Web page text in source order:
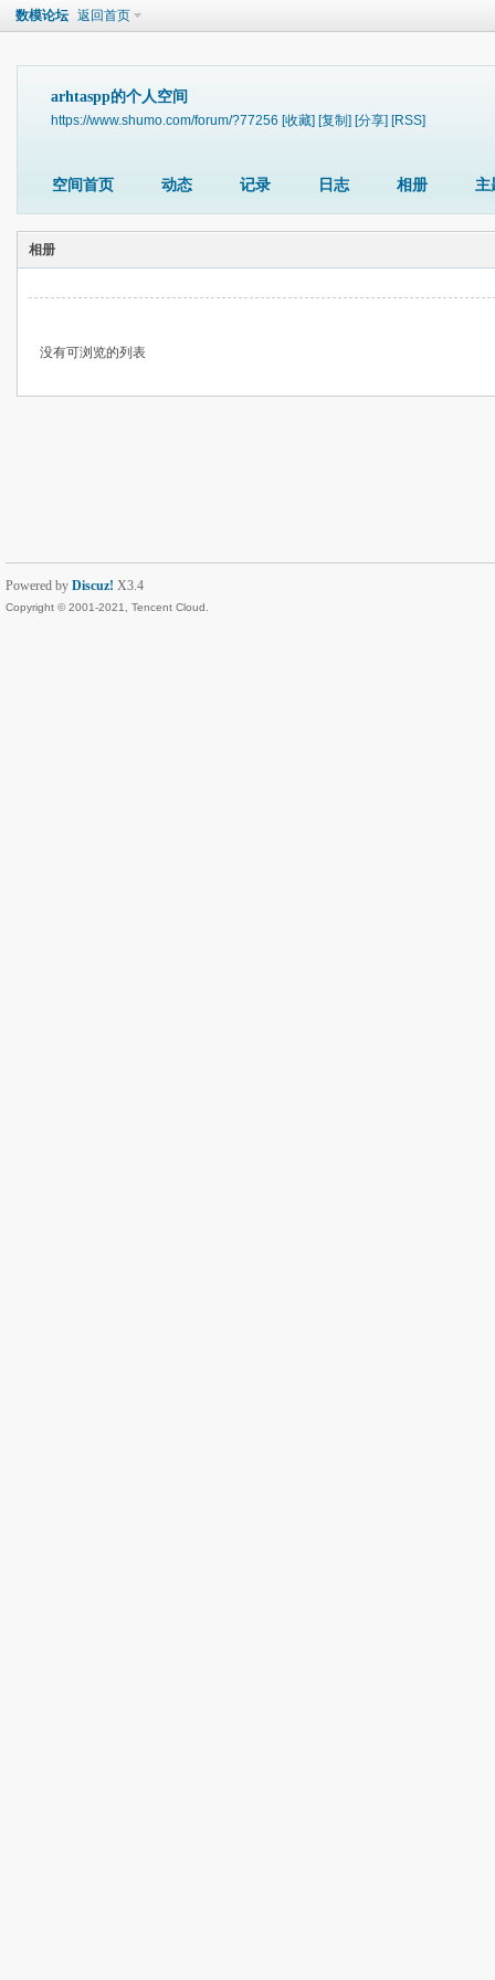
数模论坛 返回首页
arhtaspp的个人空间
https://www.shumo.com/forum/?77256 [收藏] [复制] [分享] [RSS]
空间首页 动态 记录 日志 相册 主
相册
没有可浏览的列表
Powered by Discuz! X3.4
Copyright © 2001-2021, Tencent Cloud.